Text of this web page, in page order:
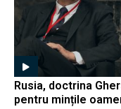
Rusia, doctrina
pentru mințile